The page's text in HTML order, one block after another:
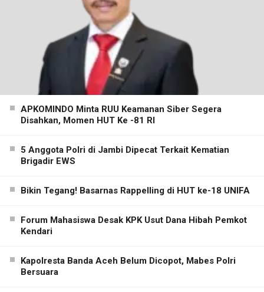
APKOMINDO Minta RUU Keamanan Siber Segera
Disahkan, Momen HUT Ke -81 RI
5 Anggota Polri di Jambi Dipecat Terkait Kematian
Brigadir EWS
Bikin Tegang! Basarnas Rappelling di HUT ke-18 UNIFA
Forum Mahasiswa Desak KPK Usut Dana Hibah Pemkot
Kendari
Kapolresta Banda Aceh Belum Dicopot, Mabes Polri
Bersuara